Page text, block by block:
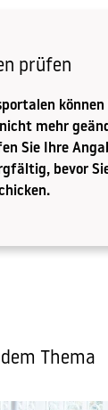
prüfen
mehr
Sie Ihre
bevor
Thema